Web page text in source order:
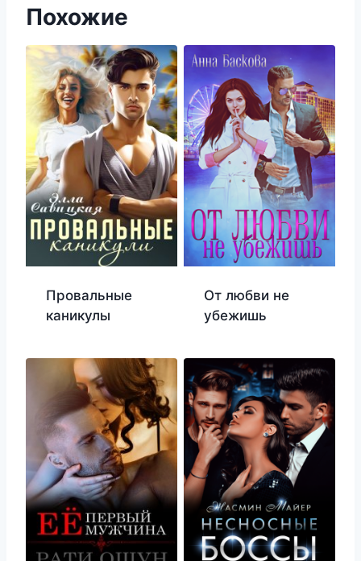
Похожие
Провальные
каникулы
От любви не
убежишь